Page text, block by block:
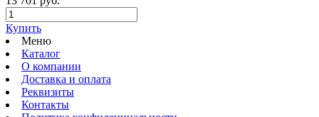
Купить
Меню
Каталог
О компании
Доставка и оплата
Реквизиты
Контакты